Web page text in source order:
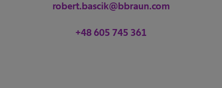
robert.bascik@bbraun.com
+48 605 745 361